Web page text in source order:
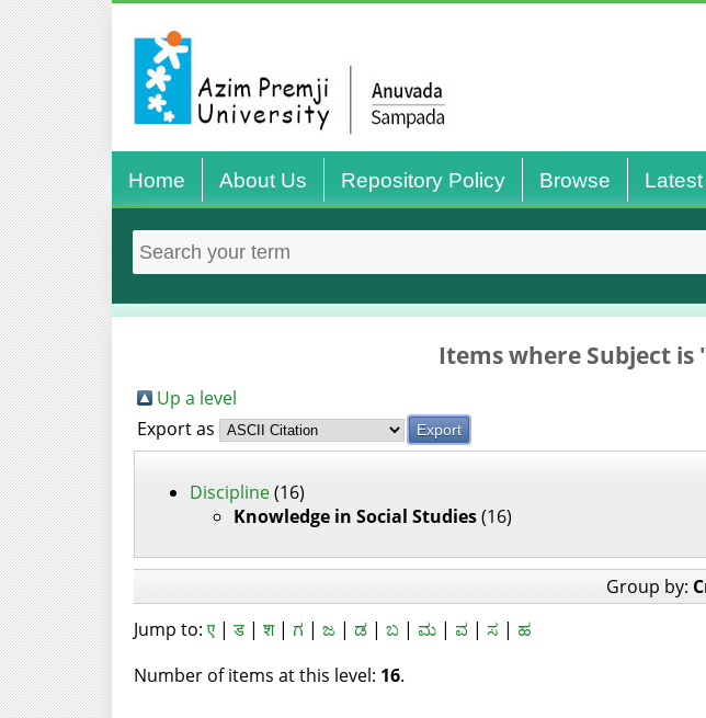
Home About Us Repository Policy Browse
Items where Subject is
Up a level
Export as
Discipline(16)
Knowledge in Social Studies(16)
Group by:
Jump to:ए|ड|श| ಗ | ಜ | ಡ| ಬ| ಮ| ವ| ಸ | ಹ
Number of items at this level: 16.